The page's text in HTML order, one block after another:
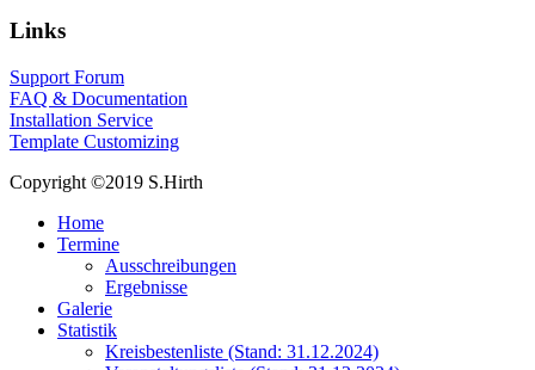
Links
Support Forum
FAQ & Documentation
Installation Service
Template Customizing
Copyright ©2019 S.Hirth
Home
Termine
Ausschreibungen
Ergebnisse
Galerie
Statistik
Kreisbestenliste (Stand: 31.12.2024)